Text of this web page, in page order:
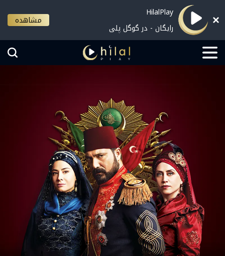
HilalPlay
رایگان - در گوگل پلی
مشاهده